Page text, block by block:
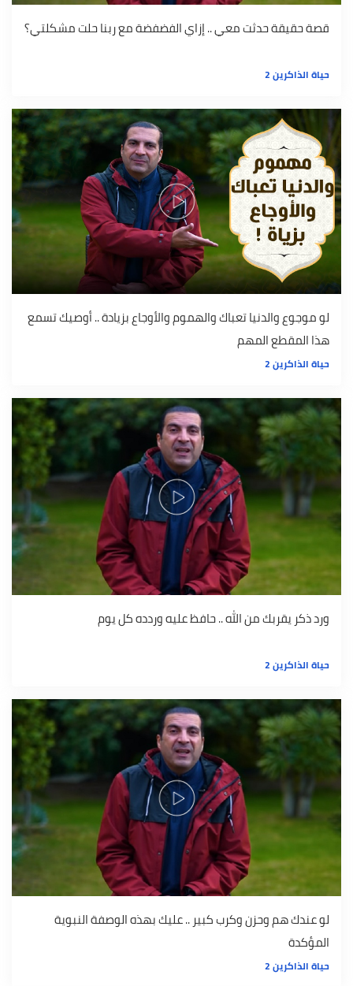
قصة حقيقة حدثت معي .. إزاي الفضفضة مع ربنا حلت مشكلتي؟
حياة الذاكرين 2
لو موجوع والدنيا تعباك والهموم والأوجاع بزيادة .. أوصيك تسمع
هذا المقطع المهم
حياة الذاكرين 2
ورد ذكر يقربك من الله .. حافظ عليه وردده كل يوم
حياة الذاكرين 2
لو عندك هم وحزن وكرب كبير .. عليك بهذه الوصفة النبوية
المؤكدة
حياة الذاكرين 2